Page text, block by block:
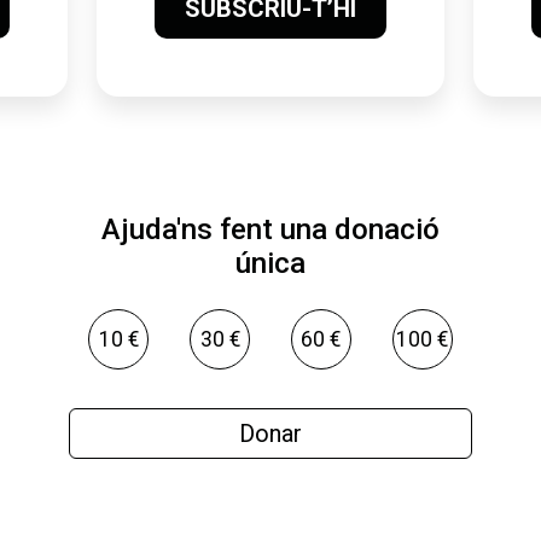
SUBSCRIU-T’HI
Ajuda'ns fent una donació
única
10 € 30 € 60 € 100 €
Donar